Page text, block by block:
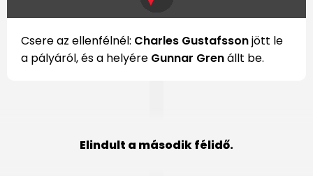
Csere az ellenfélnél: Charles Gustafssonjött le
a pályáról, és a helyére Gunnar Grenállt be.
Elindult a második félidő.